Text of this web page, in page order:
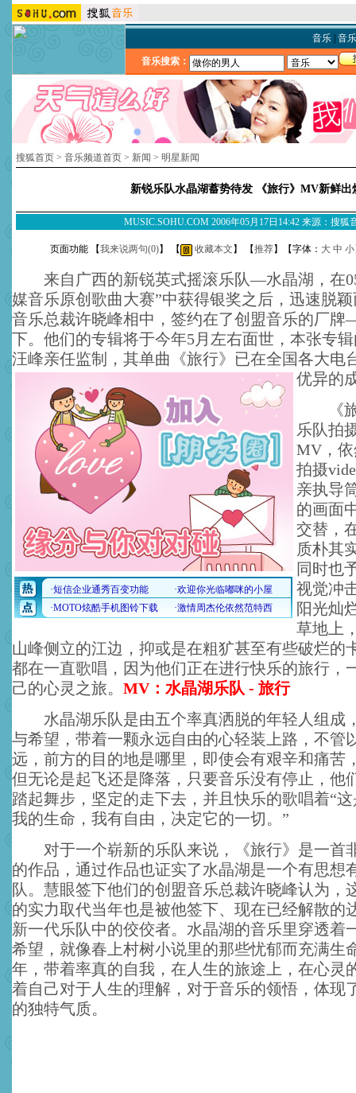
音乐| 音
音乐搜索：
搜狐首页 > 音乐频道首页 > 新闻 > 明星新闻
新锐乐队水晶湖蓄势待发 《旅行》MV新鲜出
MUSIC.SOHU.COM 2006年05月17日14:42 来源：搜狐
页面功能 【我来说两句(0)】 【 收藏本文 】 【推荐】【字体： 大 中 小
来自广西的新锐英式摇滚乐队—水晶湖，在
媒音乐原创歌曲大赛”中获得银奖之后，迅速脱
音乐总裁许晓峰相中，签约在了创盟音乐的厂牌
下。他们的专辑将于今年5月左右面世，本张专
汪峰亲任监制，其单曲《旅行》已在全国各大电
优异的
《旅
乐队拍
MV，
拍摄
亲执导
的画面
交替，
质朴其
同时也
视觉冲
阳光灿
草地上
山峰侧立的江边，抑或是在粗犷甚至有些破烂的
都在一直歌唱，因为他们正在进行快乐的旅行，
己的心灵之旅。 MV：水晶湖乐队 - 旅行
水晶湖乐队是由五个率真洒脱的年轻人组成
与希望，带着一颗永远自由的心轻装上路，不管
远，前方的目的地是哪里，即使会有艰辛和痛苦
但无论是起飞还是降落，只要音乐没有停止，他
踏起舞步，坚定的走下去，并且快乐的歌唱着“
我的生命，我有自由，决定它的一切。”
对于一个崭新的乐队来说，《旅行》是一首
的作品，通过作品也证实了水晶湖是一个有思想
队。慧眼签下他们的创盟音乐总裁许晓峰认为，
的实力取代当年也是被他签下、现在已经解散的
新一代乐队中的佼佼者。水晶湖的音乐里穿透着
希望，就像春上村树小说里的那些忧郁而充满生
年，带着率真的自我，在人生的旅途上，在心灵
着自己对于人生的理解，对于音乐的领悟，体现
的独特气质。